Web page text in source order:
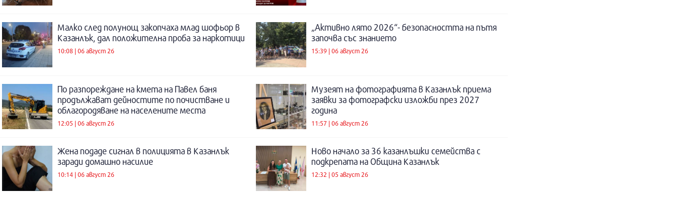
Малко след полунощ закопчаха млад шофьор в
Казанлък, дал положителна проба за наркотици
10:08 | 06 август 26
„Активно лято 2026“- безопасността на пътя
започва със знанието
15:39 | 06 август 26
По разпореждане на кмета на Павел баня
продължават дейностите по почистване и
облагородяване на населените места
12:05 | 06 август 26
Музеят на фотографията в Казанлък приема
заявки за фотографски изложби през 2027
година
11:57 | 06 август 26
Жена подаде сигнал в полицията в Казанлък
заради домашно насилие
10:14 | 06 август 26
Ново начало за 36 казанлъшки семейства с
подкрепата на Община Казанлък
12:32 | 05 август 26